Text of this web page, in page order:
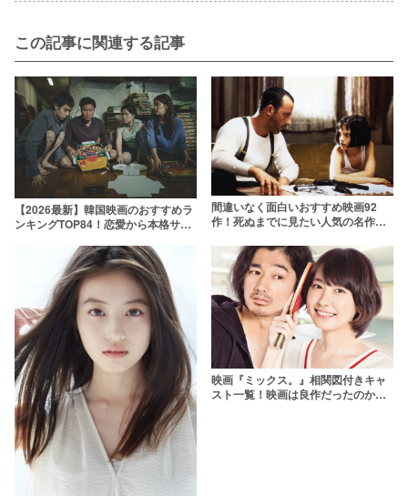
この記事に関連する記事
【2026最新】韓国映画のおすすめラ
ンキングTOP84！恋愛から本格サス
間違いなく面白いおすすめ映画92
作！死ぬまでに見たい人気の名作を
年版】
映画『ミックス。』相関図付きキャ
スト一覧！映画は良作だったのか？